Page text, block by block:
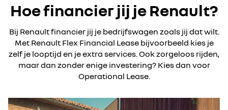
Hoe financier jij je Renault?
Bij Renault financier jij je bedrijfswagen zoals jij dat wilt.
Met Renault Flex Financial Lease bijvoorbeeld kies je
zelf je looptijd en je extra services. Ook zorgeloos rijden,
maar dan zonder enige investering? Kies dan voor
Operational Lease.